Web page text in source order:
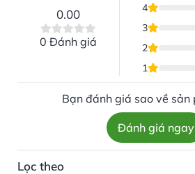
0.00
0 Đánh giá
4
3
2
1
Bạn đánh giá sao về sản
Đánh giá ngay
Lọc theo